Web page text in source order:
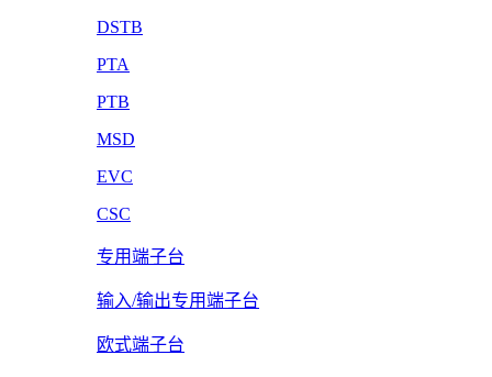
DSTB
PTA
PTB
MSD
EVC
CSC
专用端子台
输入/输出专用端子台
欧式端子台